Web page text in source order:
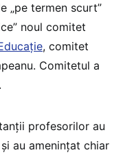
„pe termen scurt”
noul comitet
, comitet
Comitetul a
profesorilor au
au amenințat chiar